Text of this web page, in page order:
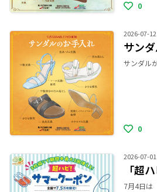
0
2026-07-12
0
2026-07-01